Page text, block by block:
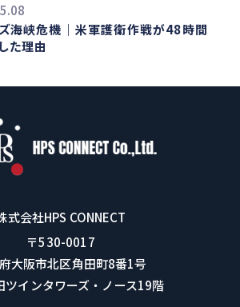
海峡危機｜米軍護衛作戦が48時間
た理由
式会社HPS CONNECT
〒530-0017
大阪市北区角田町8番1号
ツインタワーズ・ノース19階